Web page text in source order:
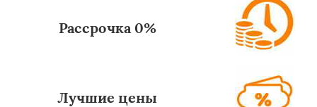
Рассрочка 0%
Лучшие цены